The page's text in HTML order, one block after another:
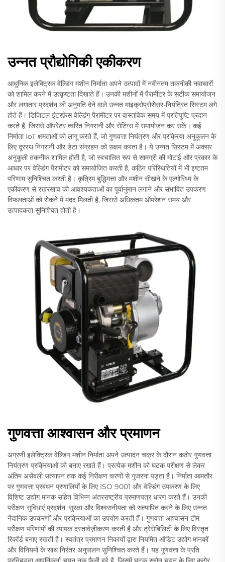
उन्नत प्रौद्योगिकी एकीकरण
आधुनिक इलेक्ट्रिक वेल्डिंग मशीन निर्माता अपने उत्पादों में नवीनतम तकनीकी नवाचारों
को शामिल करने में उत्कृष्टता दिखाते हैं। उनकी मशीनों में पैरामीटर के सटीक समायोजन
और लगातार प्रदर्शन की अनुमति देने वाले उन्नत माइक्रोप्रोसेसर-नियंत्रित सिस्टम लगे
होते हैं। डिजिटल इंटरफ़ेस वेल्डिंग पैरामीटर पर वास्तविक समय में प्रतिपुष्टि प्रदान
करते हैं, जिससे ऑपरेटर त्वरित निगरानी और सेटिंग्स में समायोजन कर सकें। कई
निर्माता IoT क्षमताओं को लागू करते हैं, जो गुणवत्ता नियंत्रण और प्रक्रिया अनुकूलन के
लिए दूरस्थ निगरानी और डेटा संग्रहण को सक्षम करता है। ये उन्नत सिस्टम में अक्सर
अनुकूली तकनीक शामिल होती है, जो स्वचालित रूप से सामग्री की मोटाई और प्रकार के
आधार पर वेल्डिंग पैरामीटर को समायोजित करती है, कठिन परिस्थितियों में भी इष्टतम
परिणाम सुनिश्चित करती है। कृत्रिम बुद्धिमत्ता और मशीन सीखने के एल्गोरिथ्म के
एकीकरण से रखरखाव की आवश्यकताओं का पूर्वानुमान लगाने और संभावित उपकरण
विफलताओं को रोकने में मदद मिलती है, जिससे अधिकतम ऑपरेशन समय और
उत्पादकता सुनिश्चित होती है।
गुणवत्ता आश्वासन और प्रमाणन
अग्रणी इलेक्ट्रिक वेल्डिंग मशीन निर्माता अपने उत्पादन चक्र के दौरान कठोर गुणवत्ता
नियंत्रण प्रक्रियाओं को बनाए रखते हैं। प्रत्येक मशीन को घटक परीक्षण से लेकर
अंतिम असेंबली सत्यापन तक कई निरीक्षण चरणों से गुजरना पड़ता है। निर्माता आमतौर
पर गुणवत्ता प्रबंधन प्रणालियों के लिए ISO 9001 और वेल्डिंग उपकरण के लिए
विशिष्ट उद्योग मानक सहित विभिन्न अंतरराष्ट्रीय प्रमाणपत्र धारण करते हैं। उनकी
परीक्षण सुविधाएं प्रदर्शन, सुरक्षा और विश्वसनीयता को सत्यापित करने के लिए उन्नत
नैदानिक उपकरणों और प्रक्रियाओं का उपयोग करती हैं। गुणवत्ता आश्वासन टीम
परीक्षण परिणामों की व्यापक दस्तावेज़ीकरण करती है और ट्रेसेबिलिटी के लिए विस्तृत
रिकॉर्ड बनाए रखती है। स्वतंत्र प्रमाणन निकायों द्वारा नियमित ऑडिट उद्योग मानकों
और विनियमों के साथ निरंतर अनुपालन सुनिश्चित करते हैं। यह गुणवत्ता के प्रति